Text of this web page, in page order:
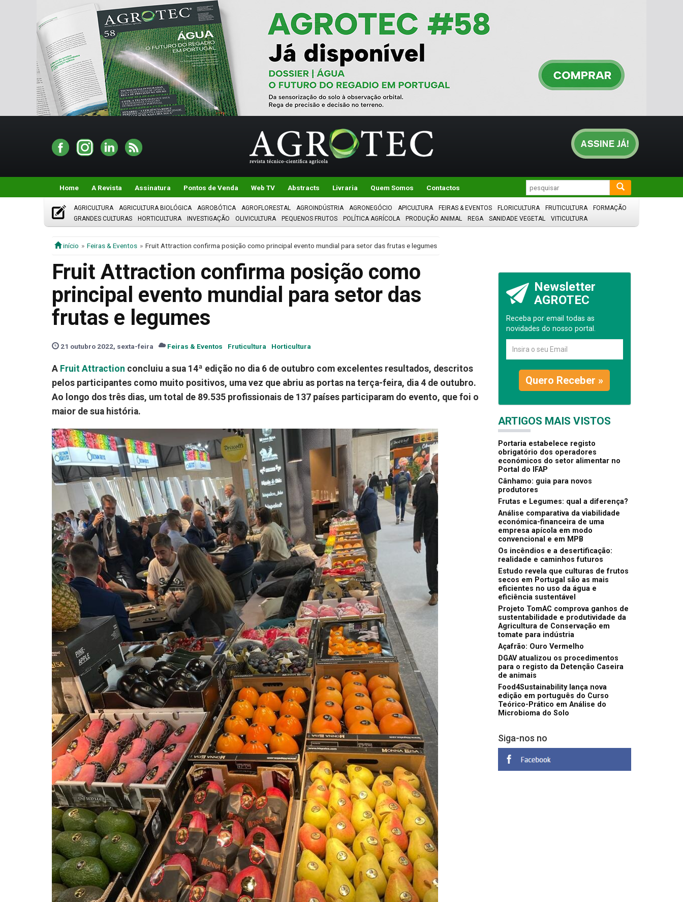
Home A Revista Assinatura Pontos de Venda Web TV Abstracts Livraria Quem Somos Contactos
AGRICULTURA AGRICULTURA BIOLÓGICA AGROBÓTICA AGROFLORESTAL AGROINDÚSTRIA AGRONEGÓCIO APICULTURA FEIRAS & EVENTOS FLORICULTURA FRUTICULTURA
FORMAÇÃO
GRANDES CULTURAS
HORTICULTURA INVESTIGAÇÃO OLIVICULTURA PEQUENOS FRUTOS POLÍTICA AGRÍCOLA PRODUÇÃO ANIMAL REGA SANIDADE VEGETAL VITICULTURA
início Feiras & Eventos Fruit Attraction confirma posição como principal evento mundial para setor das frutas e legumes
Fruit Attraction confirma posição como
principal evento mundial para setor das
frutas e legumes
21 outubro 2022, sexta-feira Feiras & Eventos Fruticultura Horticultura
A Fruit Attraction concluiu a sua 14ª edição no dia 6 de outubro com excelentes resultados, descritos
pelos participantes como muito positivos, uma vez que abriu as portas na terça-feira, dia 4 de outubro.
Ao longo dos três dias, um total de 89.535 profissionais de 137 países participaram do evento, que foi o
maior de sua história.
Newsletter
AGROTEC
Receba por email todas as
novidades do nosso portal.
Quero Receber »
ARTIGOS MAIS VISTOS
Portaria estabelece registo
obrigatório dos operadores
económicos do setor alimentar no
Portal do IFAP
Cânhamo: guia para novos
produtores
Frutas e Legumes: qual a diferença?
Análise comparativa da viabilidade
económica-financeira de uma
empresa apícola em modo
convencional e em MPB
Os incêndios e a desertificação:
realidade e caminhos futuros
Estudo revela que culturas de frutos
secos em Portugal são as mais
eficientes no uso da água e
eficiência sustentável
Projeto TomAC comprova ganhos de
sustentabilidade e produtividade da
Agricultura de Conservação em
tomate para indústria
Açafrão: Ouro Vermelho
DGAV atualizou os procedimentos
para o registo da Detenção Caseira
de animais
Food4Sustainability lança nova
edição em português do Curso
Teórico-Prático em Análise do
Microbioma do Solo
Siga-nos no